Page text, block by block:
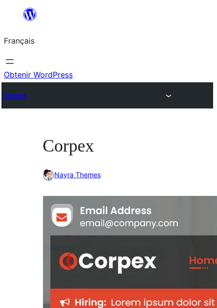
contenu
Français
Obtenir WordPress
Thèmes
Corpex
Nayra Themes